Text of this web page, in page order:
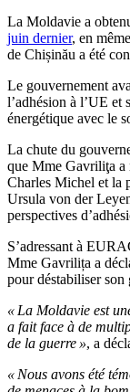
La Moldavie a
juin dernier, en
de Chișinău a été
Le gouvernement
l’adhésion à l’UE et
énergétique avec le
La chute du
que Mme Gavriliţa a
Charles Michel et la
Ursula von der
perspectives
S’adressant à
Mme Gavrilița a
pour déstabiliser son
« La Moldavie est
a fait face à de
de la guerre », a
« Nous avons été